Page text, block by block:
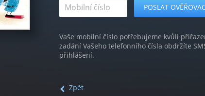
Vaše mobilní číslo potřebujeme kvůli
zadání Vašeho telefonního čísla obdržíte
přihlášení.
Zpět